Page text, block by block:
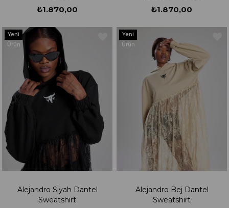
₺1.870,00 ₺1.870,00
Alejandro Siyah Dantel
Sweatshirt
Yeni
Ürün
Alejandro Bej Dantel
Sweatshirt
Yeni
Ürün